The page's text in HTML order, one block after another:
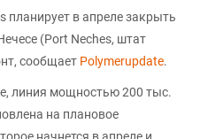
планирует в апреле закрыть
(Port Neches, штат
сообщает Polymerupdate.
линия мощностью 200 тыс.
на плановое
начнется в апреле и